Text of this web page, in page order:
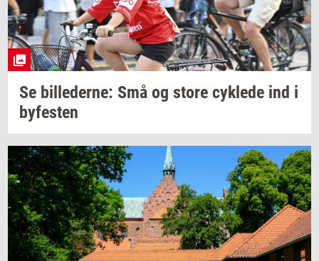
Se bil­le­der­ne: Små og store cyk­le­de ind i
by­fe­sten